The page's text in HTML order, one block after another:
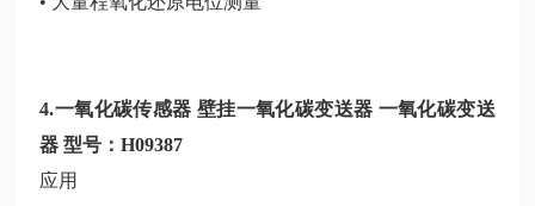
4.一氧化碳传感器 壁挂一氧化碳变送器 一氧化碳变送
器 型号：H09387
应用